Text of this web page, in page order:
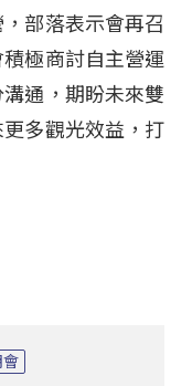
部落表示會再召
極商討自主營運
通，期盼未來雙
多觀光效益，打
會